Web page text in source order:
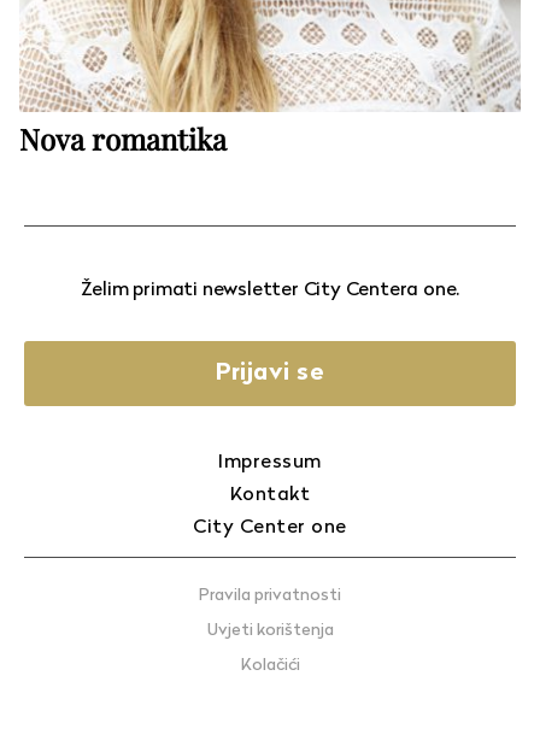
Nova romantika
Želim primati newsletter City Centera one.
Prijavi se
Impressum
Kontakt
City Center one
Pravila privatnosti
Uvjeti korištenja
Kolačići